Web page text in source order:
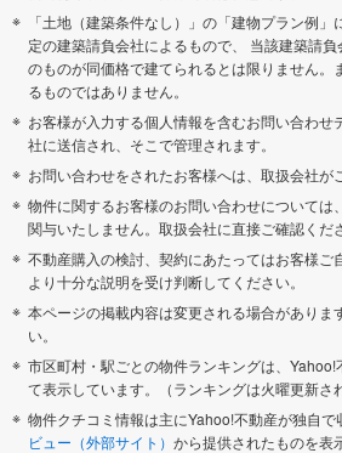
「土地（建築条件なし）」の「建物プラン例
定の建築請負会社によるもので、 当該建築請
のものが同価格で建てられるとは限りません。
るものではありません。
お客様が入力する個人情報を含むお問い合わせ
社に送信され、そこで管理されます。
お問い合わせをされたお客様へは、取扱会社が
物件に関するお客様のお問い合わせについては
関与いたしません。取扱会社に直接ご確認くだ
不動産購入の検討、契約にあたってはお客様ご
より十分な説明を受け判断してください。
本ページの掲載内容は変更される場合がありま
い。
市区町村・駅ごとの物件ランキングは、
て表示しています。（ランキングは火曜更新さ
物件クチコミ情報は主にYahoo!不動産が独自で
ビュー（外部サイト） から提供されたものを表